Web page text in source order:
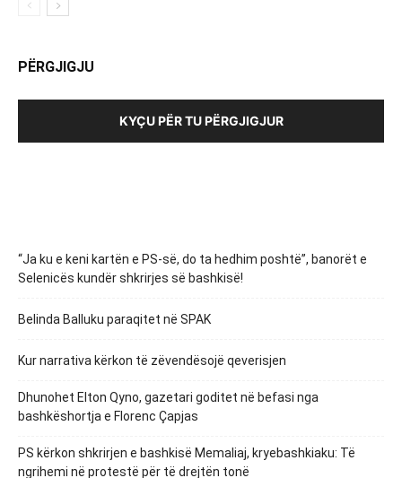
PËRGJIGJU
KYÇU PËR TU PËRGJIGJUR
“Ja ku e keni kartën e PS-së, do ta hedhim poshtë”, banorët e
Selenicës kundër shkrirjes së bashkisë!
Belinda Balluku paraqitet në SPAK
Kur narrativa kërkon të zëvendësojë qeverisjen
Dhunohet Elton Qyno, gazetari goditet në befasi nga
bashkëshortja e Florenc Çapjas
PS kërkon shkrirjen e bashkisë Memaliaj, kryebashkiaku: Të
ngrihemi në protestë për të drejtën tonë